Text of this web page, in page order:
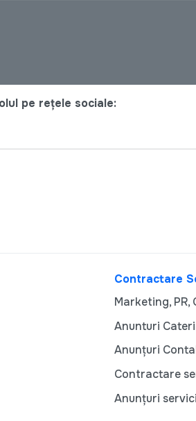
pe rețele sociale:
ȚĂRII, SUSȚINUȚI TIMP DE
Contractare
Marketing, PR,
Anunturi
Anunțuri
Contractare
Anunțuri